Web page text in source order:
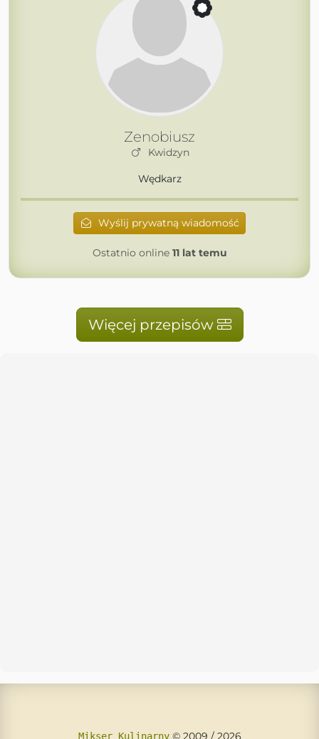
Zenobiusz
Kwidzyn
Wędkarz
Wyślij prywatną wiadomość
Ostatnio online 11 lat temu
Więcej przepisów
Mikser Kulinarny© 2009 / 2026